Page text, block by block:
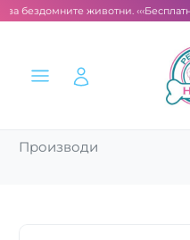
бездомните животни. ‹‹‹ Бесплатна
Производи